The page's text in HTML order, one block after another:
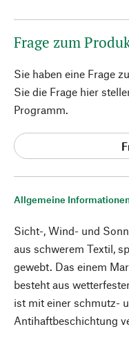
Allgemeine
Sicht-, Wind- und
aus schwerem Textil,
gewebt. Das einem
besteht aus
ist mit einer schmutz-
Antihaftbeschichtung
Frage zum
Sie haben eine Frage
Sie die Frage hier
Programm.